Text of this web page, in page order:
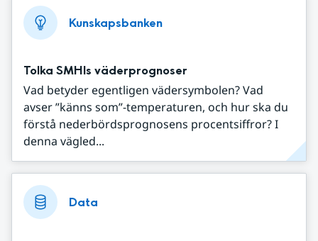
Kunskapsbanken
Tolka SMHIs väderprognoser
Vad betyder egentligen vädersymbolen? Vad
avser ”känns som”-temperaturen, och hur ska du
förstå nederbördsprognosens procentsiffror? I
denna vägled...
Data